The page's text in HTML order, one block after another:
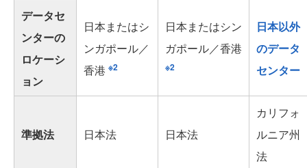
データセ
ンターの
ロケーシ
ョン
日本またはシ
ンガポール／
香港 ※2
日本またはシン
ガポール／香港
※2
日本以外
のデータ
センター
準拠法 日本法 日本法
カリフォ
ルニア州
法